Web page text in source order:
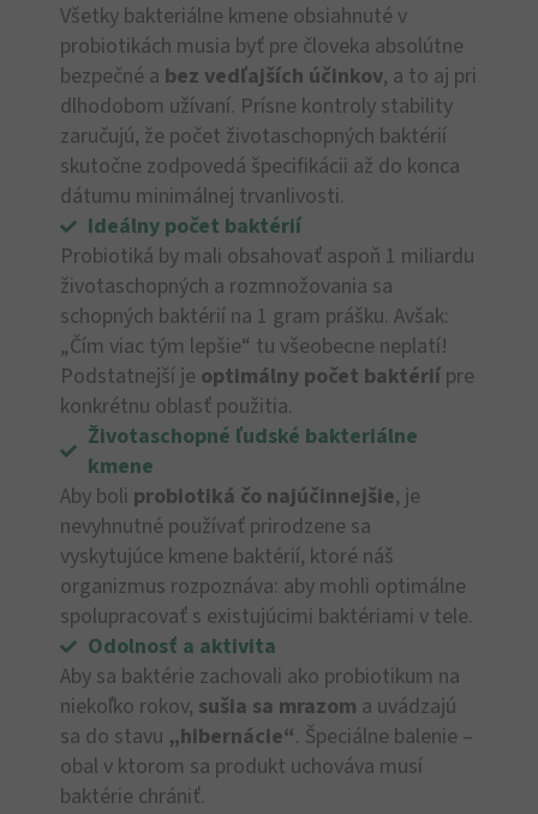
Všetky bakteriálne kmene obsiahnuté v
probiotikách musia byť pre človeka absolútne
bezpečné a bez vedľajších účinkov, a to aj pri
dlhodobom užívaní. Prísne kontroly stability
zaručujú, že počet životaschopných baktérií
skutočne zodpovedá špecifikácii až do konca
dátumu minimálnej trvanlivosti.
Ideálny počet baktérií
Probiotiká by mali obsahovať aspoň 1 miliardu
životaschopných a rozmnožovania sa
schopných baktérií na 1 gram prášku. Avšak:
„Čím viac tým lepšie“ tu všeobecne neplatí!
Podstatnejší je optimálny počet baktérií pre
konkrétnu oblasť použitia.
Životaschopné ľudské bakteriálne
kmene
Aby boli probiotiká čo najúčinnejšie, je
nevyhnutné používať prirodzene sa
vyskytujúce kmene baktérií, ktoré náš
organizmus rozpoznáva: aby mohli optimálne
spolupracovať s existujúcimi baktériami v tele.
Odolnosť a aktivita
Aby sa baktérie zachovali ako probiotikum na
niekoľko rokov, sušia sa mrazom a uvádzajú
sa do stavu „hibernácie“. Špeciálne balenie –
obal v ktorom sa produkt uchováva musí
baktérie chrániť.